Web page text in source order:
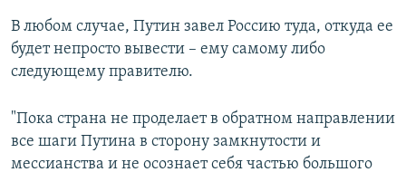
В любом случае, Путин завел Россию туда, откуда ее
будет непросто вывести – ему самому либо
следующему правителю.
"Пока страна не проделает в обратном направлении
все шаги Путина в сторону замкнутости и
мессианства и не осознает себя частью большого